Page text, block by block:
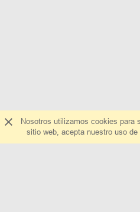
Nosotros utilizamos cookies para
sitio web, acepta nuestro uso